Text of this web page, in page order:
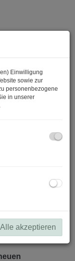
Einwilligung
sowie zur
personenbezogene
in unserer
Alle akzeptieren